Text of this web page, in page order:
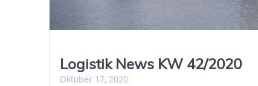
Logistik News KW 42/2020
Oktober 17, 2020